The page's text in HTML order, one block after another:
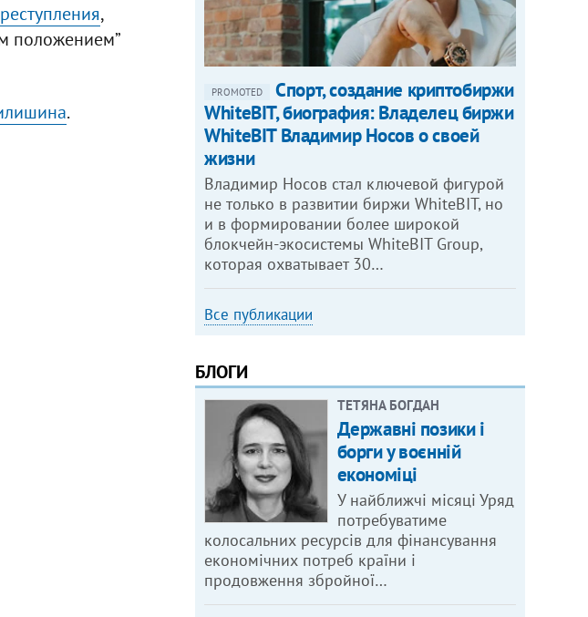
,
положением”
.
PROMOTED
Спорт, создание криптобиржи
WhiteBIT, биография: Владелец биржи
WhiteBIT Владимир Носов о своей
жизни
Владимир Носов стал ключевой фигурой
не только в развитии биржи WhiteBIT, но
и в формировании более широкой
блокчейн-экосистемы WhiteBIT Group,
которая охватывает 30…
Все публикации
БЛОГИ
ТЕТЯНА БОГДАН
Державні позики і
борги у воєнній
економіці
У найближчі місяці Уряд
потребуватиме
колосальних ресурсів для фінансування
економічних потреб країни і
продовження збройної…